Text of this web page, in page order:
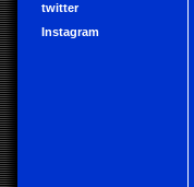
twitter
Instagram